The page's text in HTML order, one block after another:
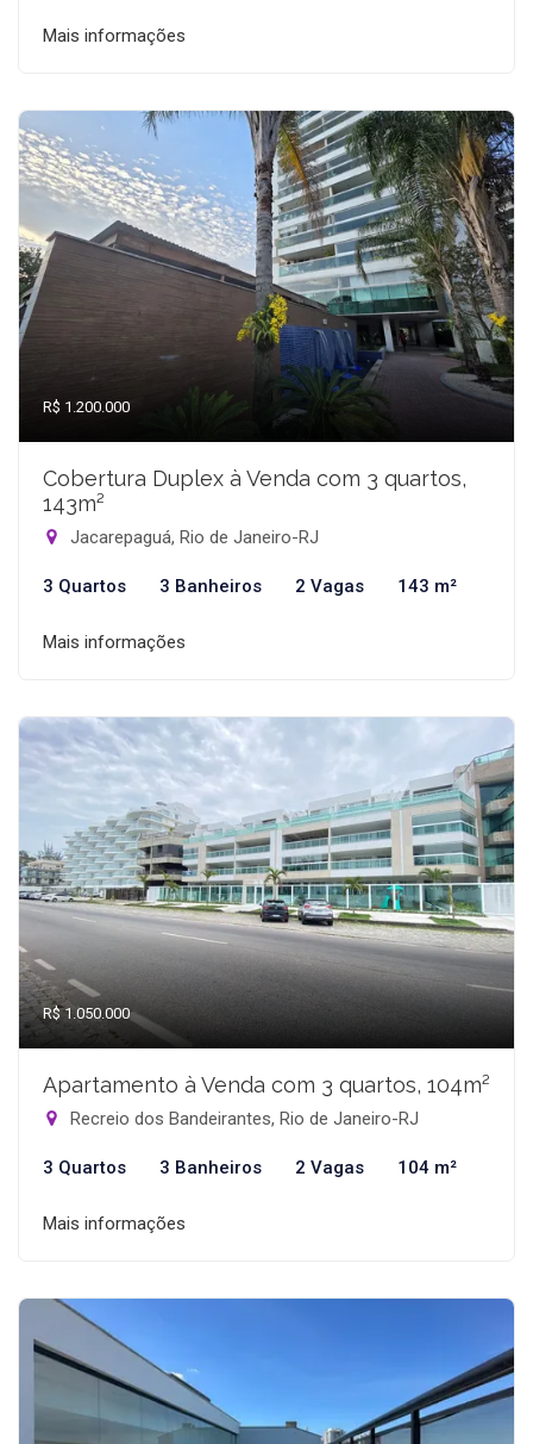
Mais informações
R$ 1.200.000
Cobertura Duplex à Venda com 3 quartos,
143m²
Jacarepaguá, Rio de Janeiro-RJ
3 Quartos 3 Banheiros 2 Vagas 143 m²
Mais informações
R$ 1.050.000
Apartamento à Venda com 3 quartos, 104m²
Recreio dos Bandeirantes, Rio de Janeiro-RJ
3 Quartos 3 Banheiros 2 Vagas 104 m²
Mais informações